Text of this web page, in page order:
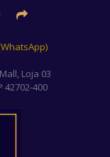
Loja 03
42702-400